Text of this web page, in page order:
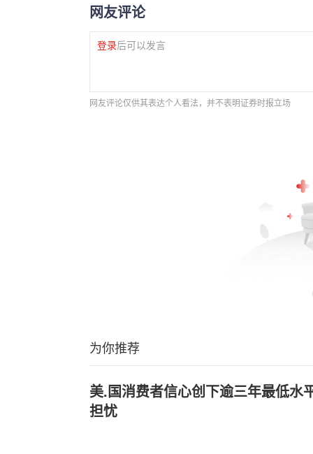
网友评论
登录后可以发言
网友评论仅供其表达个人看法，并不表明证券时报立场
为你推荐
美.国消费者信心创下逾三年最低水
担忧